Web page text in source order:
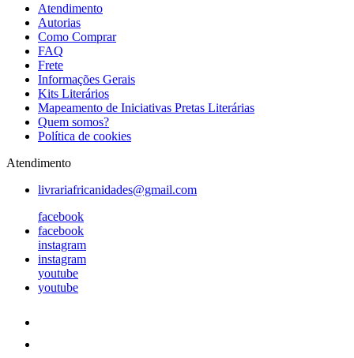
Atendimento
Autorias
Como Comprar
FAQ
Frete
Informações Gerais
Kits Literários
Mapeamento de Iniciativas Pretas Literárias
Quem somos?
Política de cookies
Atendimento
livrariafricanidades@gmail.com
facebook
facebook
instagram
instagram
youtube
youtube